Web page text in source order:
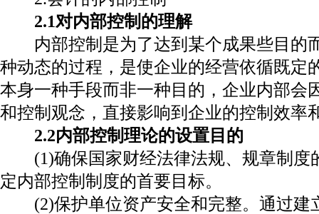
2.1对内部控制的理解
内部控制是为了达到某个成果些目的
种动态的过程，是使企业的经营依循既定
本身一种手段而非一种目的，企业内部会
和控制观念，直接影响到企业的控制效率
2.2内部控制理论的设置目的
(1)确保国家财经法律法规、规章制度
定内部控制制度的首要目标。
(2)保护单位资产安全和完整。通过建